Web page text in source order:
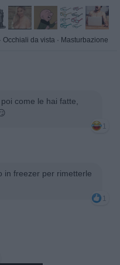
· Occhiali da vista · Masturbazione
come le hai fatte,
1
in freezer per rimetterle
1